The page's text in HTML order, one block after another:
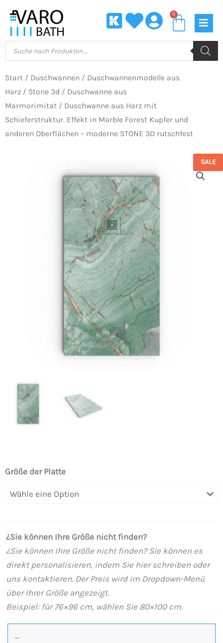
Inhalt
springen
0
€284
Products
search
Start / Duschwannen / Duschwannenmodelle aus
Harz / Stone 3d / Duschwanne aus
Marmorimitat / Duschwanne aus Harz mit
Schieferstruktur. Effekt in Marble Forest Kupfer und
anderen Oberflächen – moderne STONE 3D rutschfest
SALE
Größe der Platte
¿Sie können Ihre Größe nicht finden?
¿Sie können Ihre Größe nicht finden? Sie können es
direkt personalisieren, indem Sie hier schreiben oder
uns kontaktieren. Der Preis wird im Dropdown-Menü
über Ihrer Größe angezeigt.
Beispiel: für 76×96 cm, wählen Sie 80×100 cm.
Duschwanne
Harz
Effekt
in
Marble
Forest
Kupfer
und
anderen
Oberflächen